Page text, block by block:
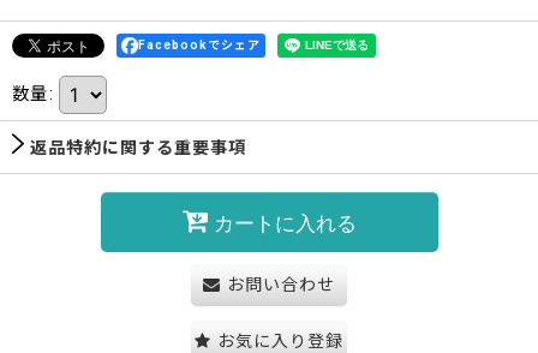
Facebookでシェア
数量:
返品特約に関する重要事項
カートに入れる
お問い合わせ
お気に入り登録